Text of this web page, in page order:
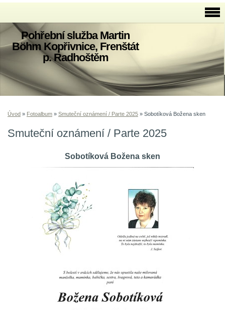
Pohřební služba Martin
Böhm Kopřivnice, Frenštát
p. Radhoštěm
Úvod » Fotoalbum » Smuteční oznámení / Parte 2025 » Sobotíková Božena sken
Smuteční oznámení / Parte 2025
Sobotíková Božena sken